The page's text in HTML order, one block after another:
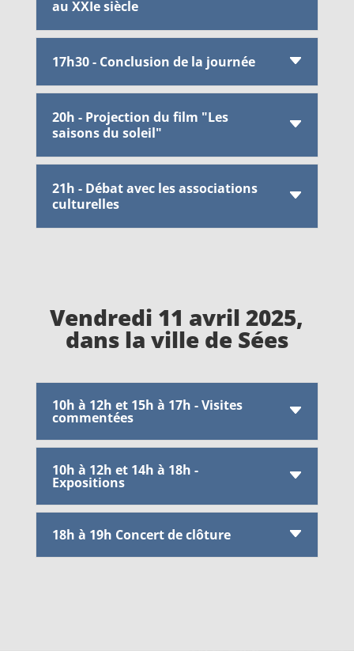
au XXIe siècle
17h30 - Conclusion de la journée
20h - Projection du film "Les
saisons du soleil"
21h - Débat avec les associations
culturelles
Vendredi 11 avril 2025,
dans la ville de Sées
10h à 12h et 15h à 17h - Visites
commentées
10h à 12h et 14h à 18h -
Expositions
18h à 19h Concert de clôture